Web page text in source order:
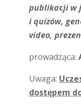
publikacji w
i quizów,
video,
prowadząca:
Uwaga: U
dostępem